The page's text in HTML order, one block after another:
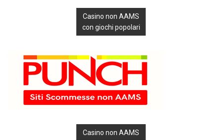
Casino non AAMS
con giochi popolari
Casino non AAMS